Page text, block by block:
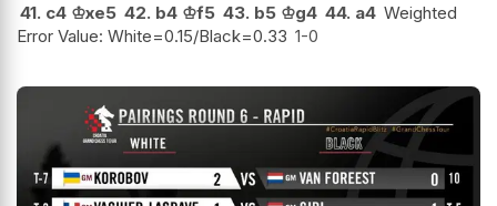
41. c4 ♔xe5 42. b4 ♔f5 43. b5 ♔g4 44. a4 Weighted
Error Value: White=0.15/Black=0.33 1-0